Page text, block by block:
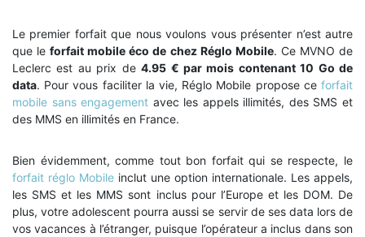
Le premier forfait que nous voulons vous présenter n’est autre
que leforfait mobile éco de chez Réglo Mobile. Ce MVNO de
Leclerc est au prix de4.95 € par mois contenant 10 Go de
data. Pour vous faciliter la vie, Réglo Mobile propose ce forfait
mobile sans engagement avec les appels illimités, des SMS et
des MMS en illimités en France.
Bien évidemment, comme tout bon forfait qui se respecte, le
forfait réglo Mobile inclut une option internationale. Les appels,
les SMS et les MMS sont inclus pour l’Europe et les DOM. De
plus, votre adolescent pourra aussi se servir de ses data lors de
vos vacances à l’étranger, puisque l’opérateur a inclus dans son